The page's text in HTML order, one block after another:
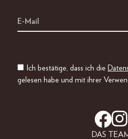
Ich bestätige, dass ich die
gelesen habe und mit ihrer
DAS